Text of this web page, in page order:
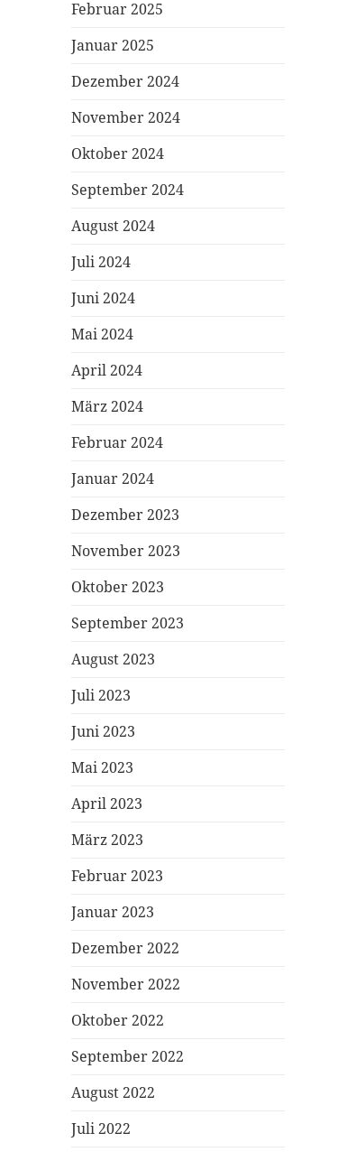
Februar 2025
Januar 2025
Dezember 2024
November 2024
Oktober 2024
September 2024
August 2024
Juli 2024
Juni 2024
Mai 2024
April 2024
März 2024
Februar 2024
Januar 2024
Dezember 2023
November 2023
Oktober 2023
September 2023
August 2023
Juli 2023
Juni 2023
Mai 2023
April 2023
März 2023
Februar 2023
Januar 2023
Dezember 2022
November 2022
Oktober 2022
September 2022
August 2022
Juli 2022